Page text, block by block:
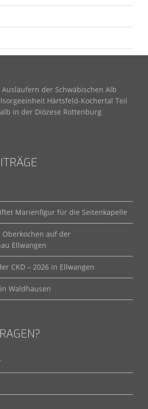
der Schwäbischen Alb
Härtsfeld-Kochertal Teil
in der Diözese Rottenburg
Marienfigur für die Seitenkapelle
Oberkochen auf der
Ellwangen
CKD – 2026 in Ellwangen
Waldhausen